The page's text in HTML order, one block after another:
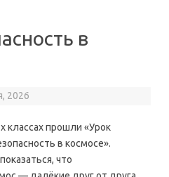
в
2026
классах прошли «Урок
в космосе».
что